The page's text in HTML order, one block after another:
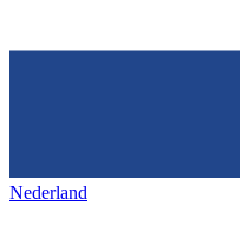
Nederland